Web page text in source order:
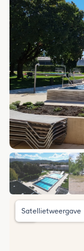
Satellietweergave